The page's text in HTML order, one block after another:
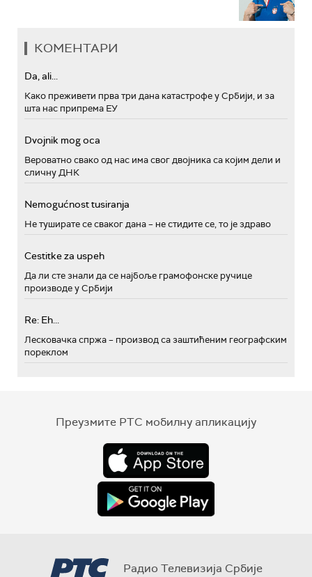
КОМЕНТАРИ
Da, ali...
Како преживети прва три дана катастрофе у Србији, и за
шта нас припрема ЕУ
Dvojnik mog oca
Вероватно свако од нас има свог двојника са којим дели и
сличну ДНК
Nemogućnost tusiranja
Не туширате се сваког дана – не стидите се, то је здраво
Cestitke za uspeh
Да ли сте знали да се најбоље грамофонске ручице
производе у Србији
Re: Eh...
Лесковачка спржа – производ са заштићеним географским
пореклом
Преузмите РТС мобилну апликацију
Радио Телевизија Србије